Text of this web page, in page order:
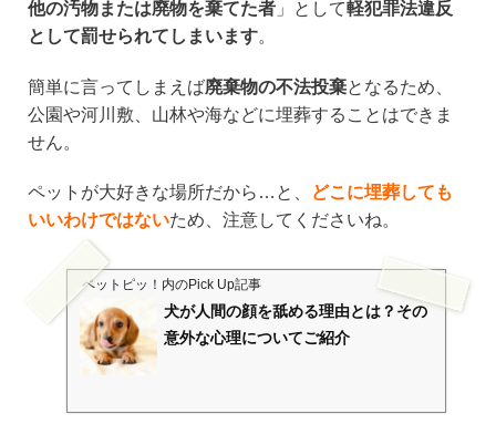
他の汚物または廃物を棄てた者」として軽犯罪法違反
として罰せられてしまいます。
簡単に言ってしまえば廃棄物の不法投棄となるため、
公園や河川敷、山林や海などに埋葬することはできま
せん。
ペットが大好きな場所だから…と、
どこに埋葬しても
いいわけではないため、注意してくださいね。
ペットピッ！ 内のPick Up記事
犬が人間の顔を舐める理由とは？その
意外な心理についてご紹介